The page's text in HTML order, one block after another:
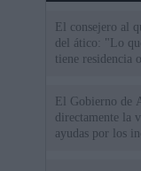
El consejero al
del ático: "Lo
tiene residencia
El Gobierno de
directamente la
ayudas por los